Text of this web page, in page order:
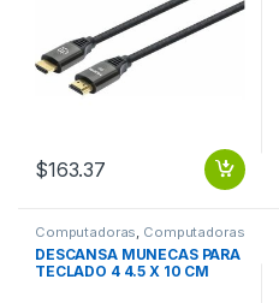
$163.37
Computadoras Computadoras
de Escritorio
DESCANSA MUNECAS PARA
TECLADO 4 4.5 X 10 CM